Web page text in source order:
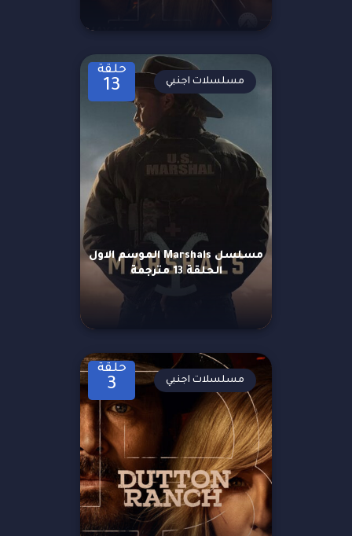
حلقة
13
مسلسل Marshals الموسم الاول
الحلقة 13 مترجمة
مسلسلات اجنبي
حلقة
3 مسلسلات اجنبي